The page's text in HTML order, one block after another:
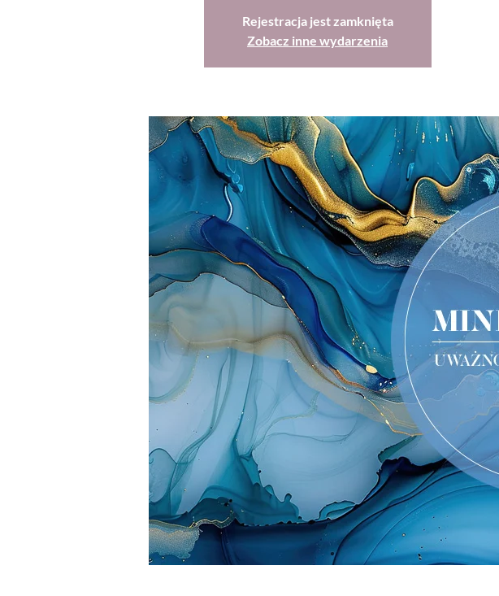
Rejestracja jest zamknięta
Zobacz inne wydarzenia